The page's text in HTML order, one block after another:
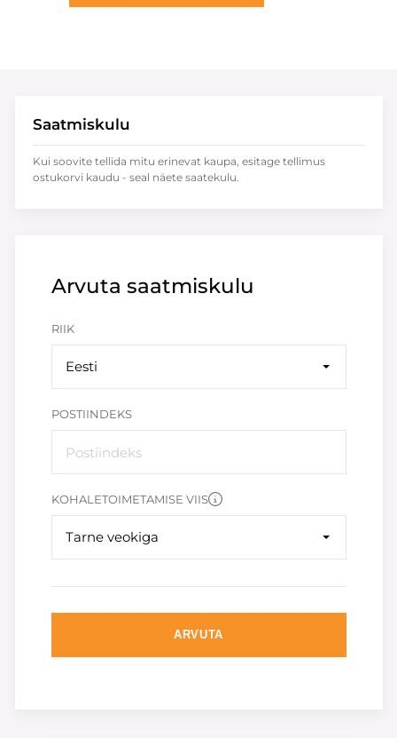
Arvuta saatmiskulu
RIIK
Eesti
POSTIINDEKS
KOHALETOIMETAMISE VIIS
Tarne veokiga
ARVUTA
Saatmiskulu
Kui soovite tellida mitu erinevat kaupa, esitage tellimus
ostukorvi kaudu - seal näete saatekulu.